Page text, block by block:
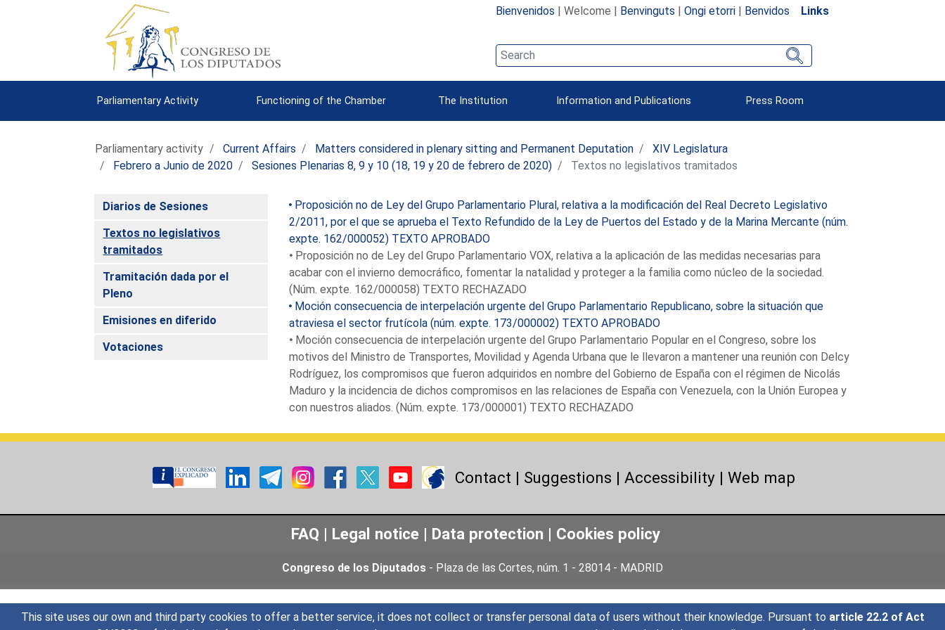
This site uses our own and third party cookies to offer a better service, it does not collect or transfer personal data of users without their knowledge. Pursuant to article 22.2 of Act
Bienvenidos | Welcome | Benvinguts | Ongi etorri| Benvidos Links
Parliamentary Activity Functioning of the Chamber The Institution Information and Publications Press Room
Parliamentary activity Current Affairs Matters considered in plenary sitting and Permanent Deputation
XIV Legislatura
Febrero a Junio de 2020
Sesiones Plenarias 8, 9 y 10 (18, 19 y 20 de febrero de 2020) Textos no legislativos tramitados
Diarios de Sesiones
Textos no legislativos
tramitados
Tramitación dada por el
Pleno
Emisiones en diferido
Votaciones
Proposición no de Ley del Grupo Parlamentario Plural, relativa a la modificación del Real Decreto Legislativo
2/2011, por el que se aprueba el Texto Refundido de la Ley de Puertos del Estado y de la Marina Mercante (núm.
expte. 162/000052) TEXTO APROBADO
Proposición no de Ley del Grupo Parlamentario VOX, relativa a la aplicación de las medidas necesarias para
acabar con el invierno democráfico, fomentar la natalidad y proteger a la familia como núcleo de la sociedad.
(Núm. expte. 162/000058) TEXTO RECHAZADO
Moción consecuencia de interpelación urgente del Grupo Parlamentario Republicano, sobre la situación que
atraviesa el sector frutícola (núm. expte. 173/000002) TEXTO APROBADO
Moción consecuencia de interpelación urgente del Grupo Parlamentario Popular en el Congreso, sobre los
motivos del Ministro de Transportes, Movilidad y Agenda Urbana que le llevaron a mantener una reunión con Delcy
Rodríguez, los compromisos que fueron adquiridos en nombre del Gobierno de España con el régimen de Nicolás
Maduro y la incidencia de dichos compromisos en las relaciones de España con Venezuela, con la Unión Europea y
con nuestros aliados. (Núm. expte. 173/000001) TEXTO RECHAZADO
Contact | Suggestions | Accessibility | Web map
FAQ | Legal notice | Data protection | Cookies policy
Congreso de los Diputados- Plaza de las Cortes, núm. 1 - 28014 - MADRID